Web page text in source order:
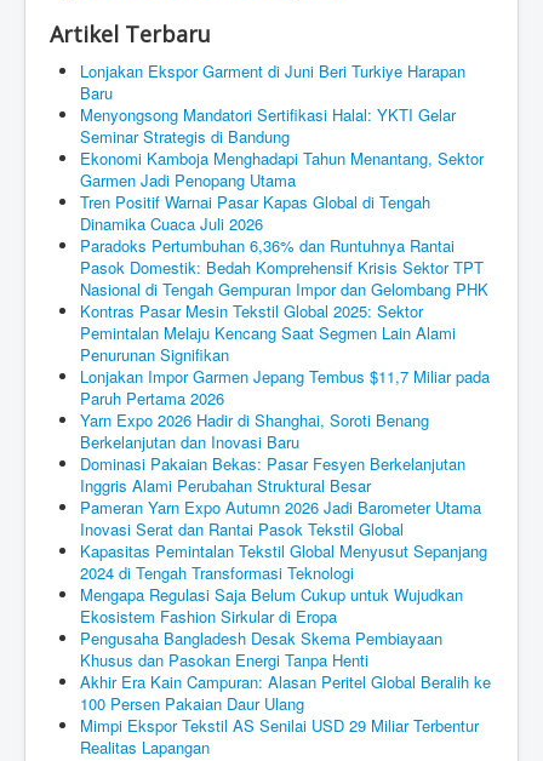
Artikel Terbaru
Lonjakan Ekspor Garment di Juni Beri Turkiye Harapan
Baru
Menyongsong Mandatori Sertifikasi Halal: YKTI Gelar
Seminar Strategis di Bandung
Ekonomi Kamboja Menghadapi Tahun Menantang, Sektor
Garmen Jadi Penopang Utama
Tren Positif Warnai Pasar Kapas Global di Tengah
Dinamika Cuaca Juli 2026
Paradoks Pertumbuhan 6,36% dan Runtuhnya Rantai
Pasok Domestik: Bedah Komprehensif Krisis Sektor TPT
Nasional di Tengah Gempuran Impor dan Gelombang PHK
Kontras Pasar Mesin Tekstil Global 2025: Sektor
Pemintalan Melaju Kencang Saat Segmen Lain Alami
Penurunan Signifikan
Lonjakan Impor Garmen Jepang Tembus $11,7 Miliar pada
Paruh Pertama 2026
Yarn Expo 2026 Hadir di Shanghai, Soroti Benang
Berkelanjutan dan Inovasi Baru
Dominasi Pakaian Bekas: Pasar Fesyen Berkelanjutan
Inggris Alami Perubahan Struktural Besar
Pameran Yarn Expo Autumn 2026 Jadi Barometer Utama
Inovasi Serat dan Rantai Pasok Tekstil Global
Kapasitas Pemintalan Tekstil Global Menyusut Sepanjang
2024 di Tengah Transformasi Teknologi
Mengapa Regulasi Saja Belum Cukup untuk Wujudkan
Ekosistem Fashion Sirkular di Eropa
Pengusaha Bangladesh Desak Skema Pembiayaan
Khusus dan Pasokan Energi Tanpa Henti
Akhir Era Kain Campuran: Alasan Peritel Global Beralih ke
100 Persen Pakaian Daur Ulang
Mimpi Ekspor Tekstil AS Senilai USD 29 Miliar Terbentur
Realitas Lapangan